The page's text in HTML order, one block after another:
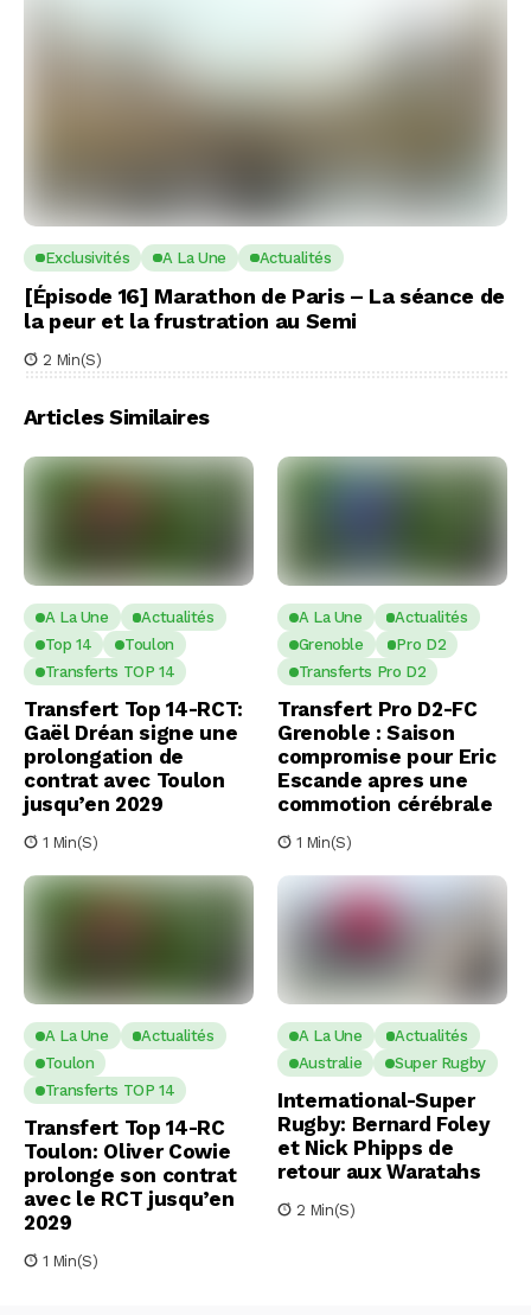
Exclusivités A La Une Actualités
[Épisode 16] Marathon de Paris – La séance de
la peur et la frustration au Semi
2 Min(s)
Articles Similaires
A La Une
Actualités
Top 14
Toulon
Transferts TOP 14
Transfert Top 14-RCT:
Gaël Dréan signe une
prolongation de
contrat avec Toulon
jusqu’en 2029
1 Min(s)
A La Une
Actualités
Grenoble
Pro D2
Transferts Pro D2
Transfert Pro D2-FC
Grenoble : Saison
compromise pour Eric
Escande apres une
commotion cérébrale
1 Min(s)
A La Une
Actualités
Toulon
Transferts TOP 14
Transfert Top 14-RC
Toulon: Oliver Cowie
prolonge son contrat
avec le RCT jusqu’en
2029
1 Min(s)
A La Une
Actualités
Australie
Super Rugby
International-Super
Rugby: Bernard Foley
et Nick Phipps de
retour aux Waratahs
2 Min(s)